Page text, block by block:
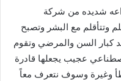
شديده من شركة
مع البشر وتصبح
كبار السن والمرضي وتقوم
عجيب يجعلها قادرة
وغيرة وسوف نتعرف معاً